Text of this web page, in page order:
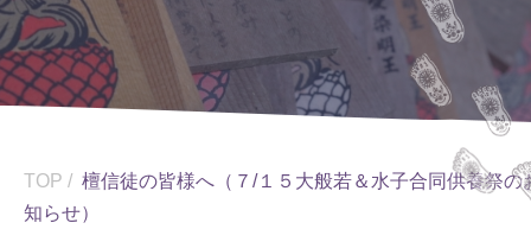
TOP / 檀信徒の皆様へ（７/１５大般若＆水子合同供養祭の
知らせ）